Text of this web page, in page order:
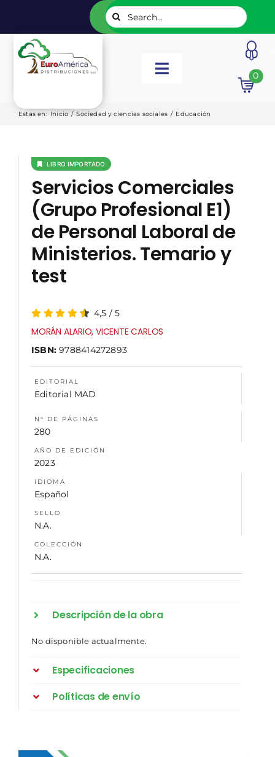
contenido
Buscar:
Toggle
INICIO
EDITORIALES
CATÁLOGOS
0
Estas en: Inicio / Sociedad y ciencias sociales / Educación
LIBRO IMPORTADO
Servicios Comerciales
(Grupo Profesional E1)
de Personal Laboral de
Ministerios. Temario y
test
4,5 /5
MORÁN ALARIO, VICENTE CARLOS
ISBN:9788414272893
EDITORIAL
Editorial MAD
N° DE PÁGINAS
280
AÑO DE EDICIÓN
2023
IDIOMA
Español
SELLO
N.A.
COLECCIÓN
N.A.
Descripción de la obra
No disponible actualmente.
Especificaciones
Políticas de envío